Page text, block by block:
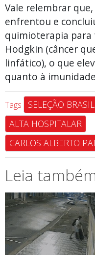
Vale relembrar
enfrentou e
quimioterapia
Hodgkin (câncer
linfático), o que
quanto à
Tags SELEÇÃO
ALTA HOSPITALAR
CARLOS ALBERTO
Leia